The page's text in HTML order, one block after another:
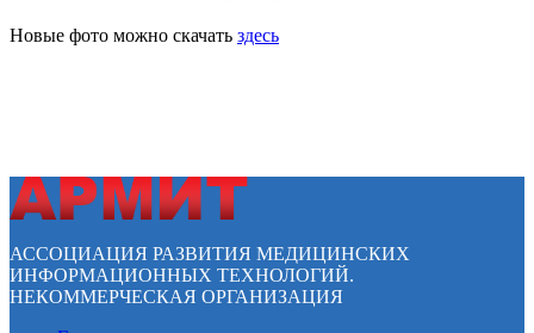
Новые фото можно скачать здесь
АССОЦИАЦИЯ РАЗВИТИЯ МЕДИЦИНСКИХ
ИНФОРМАЦИОННЫХ ТЕХНОЛОГИЙ.
НЕКОММЕРЧЕСКАЯ ОРГАНИЗАЦИЯ